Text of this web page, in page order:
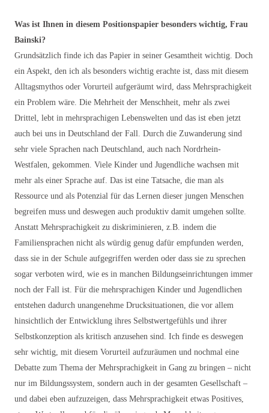
Was ist Ihnen in diesem Positionspapier besonders wichtig, Frau
Bainski?
Grundsätzlich finde ich das Papier in seiner Gesamtheit wichtig. Doch
ein Aspekt, den ich als besonders wichtig erachte ist, dass mit diesem
Alltagsmythos oder Vorurteil aufgeräumt wird, dass Mehrsprachigkeit
ein Problem wäre. Die Mehrheit der Menschheit, mehr als zwei
Drittel, lebt in mehrsprachigen Lebenswelten und das ist eben jetzt
auch bei uns in Deutschland der Fall. Durch die Zuwanderung sind
sehr viele Sprachen nach Deutschland, auch nach Nordrhein-
Westfalen, gekommen. Viele Kinder und Jugendliche wachsen mit
mehr als einer Sprache auf. Das ist eine Tatsache, die man als
Ressource und als Potenzial für das Lernen dieser jungen Menschen
begreifen muss und deswegen auch produktiv damit umgehen sollte.
Anstatt Mehrsprachigkeit zu diskriminieren, z.B. indem die
Familiensprachen nicht als würdig genug dafür empfunden werden,
dass sie in der Schule aufgegriffen werden oder dass sie zu sprechen
sogar verboten wird, wie es in manchen Bildungseinrichtungen immer
noch der Fall ist. Für die mehrsprachigen Kinder und Jugendlichen
entstehen dadurch unangenehme Drucksituationen, die vor allem
hinsichtlich der Entwicklung ihres Selbstwertgefühls und ihrer
Selbstkonzeption als kritisch anzusehen sind. Ich finde es deswegen
sehr wichtig, mit diesem Vorurteil aufzuräumen und nochmal eine
Debatte zum Thema der Mehrsprachigkeit in Gang zu bringen – nicht
nur im Bildungssystem, sondern auch in der gesamten Gesellschaft –
und dabei eben aufzuzeigen, dass Mehrsprachigkeit etwas Positives,